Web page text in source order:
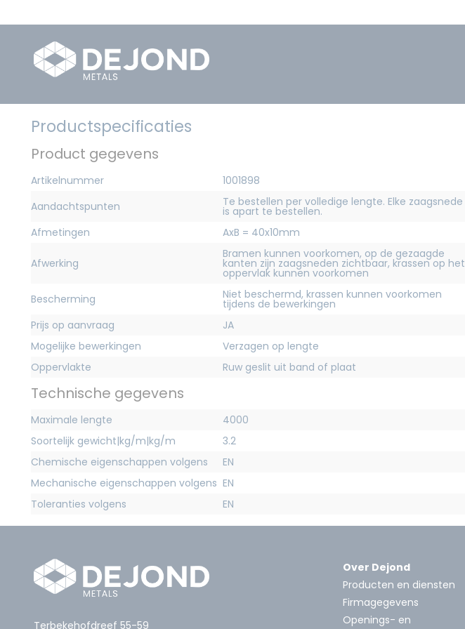
Productspecificaties
Product gegevens
Artikelnummer
1001898
Aandachtspunten
Te bestellen per volledige lengte. Elke zaagsnede
is apart te bestellen.
Afmetingen
AxB = 40x10mm
Afwerking
Bramen kunnen voorkomen, op de gezaagde
kanten zijn zaagsneden zichtbaar, krassen op het
oppervlak kunnen voorkomen
Bescherming
Niet beschermd, krassen kunnen voorkomen
tijdens de bewerkingen
Prijs op aanvraag
JA
Mogelijke bewerkingen
Verzagen op lengte
Oppervlakte
Ruw geslit uit band of plaat
Technische gegevens
Maximale lengte
4000
Soortelijk gewicht|kg/m|kg/m
3.2
Chemische eigenschappen volgens
EN
Mechanische eigenschappen volgens EN
Toleranties volgens
EN
Terbekehofdreef 55-59
Over Dejond
Producten en diensten
Firmagegevens
Openings- en